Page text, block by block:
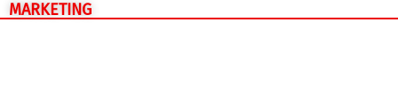
MARKETING